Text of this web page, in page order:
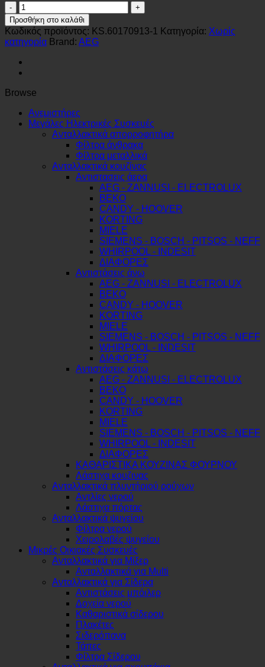
Κανάτα
Καφετέριας
Aeg
Electrolux
4055210670
ORIGINAL
ποσότητα
Προσθήκη στο καλάθι
Κωδικός προϊόντος: KS.60170913-1 Κατηγορία: Χωρίς
κατηγορία Brand: AEG
Browse
Ανεμιστήρες
Μεγάλες Ηλεκτρικές Συσκευές
Ανταλλακτικά απορροφητήρα
Φίλτρα άνθρακα
Φίλτρα μεταλλικά
Ανταλλακτικά κουζίνας
Αντιστασεις άερα
AEG - ZANNUSI - ELECTROLUX
BEKO
CANDY - HOOVER
KORTING
MIELE
SIEMENS - BOSCH - PITSOS - NEFF
WHIRPOOL - INDESIT
ΔΙΑΦΟΡΕΣ
Αντιστάσεις άνω
AEG - ZANNUSI - ELECTROLUX
BEKO
CANDY - HOOVER
KORTING
MIELE
SIEMENS - BOSCH - PITSOS - NEFF
WHIRPOOL - INDESIT
ΔΙΑΦΟΡΕΣ
Αντιστάσεις κάτω
AEG - ZANNUSI - ELECTROLUX
BEKO
CANDY - HOOVER
KORTING
MIELE
SIEMENS - BOSCH - PITSOS - NEFF
WHIRPOOL - INDESIT
ΔΙΑΦΟΡΕΣ
ΚΑΘΑΡΙΣΤΙΚΑ ΚΟΥΖΙΝΑΣ ΦΟΥΡΝΟΥ
Λάστιχα κουζινας
Ανταλλακτικά πλυντήριού ρούχων
Αντλίες νερού
Λάστιχα πόρτας
Ανταλλακτικά ψυγείου
Φίλτρα νερού
Χειρολαβές ψυγείου
Μικρές Οικιακές Συσκευές
Ανταλλακτικά για Μίξερ
Ανταλλακτικά για Multi
Ανταλλακτικά για Σίδερα
Αντιστάσεις μπόιλερ
Δοχεία νερού
Καθαριστικά σίδερου
Πλακέτες
Σιδερόπανα
Τάπες
Φίλτρα Σίδερου